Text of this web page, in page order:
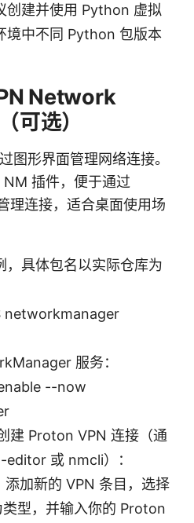
创建并使用 Python 虚拟
境中不同 Python 包版本
Network
可选）
图形界面管理网络连接。
插件，便于通过
连接，适合桌面使用场
，具体包名以实际仓库为
networkmanager
服务：
--now
建 Proton VPN 连接（通
或 nmcli）：
添加新的 VPN 条目，选择
型，并输入你的 Proton